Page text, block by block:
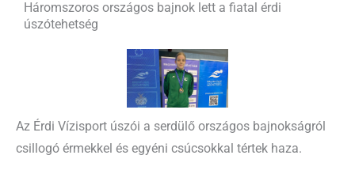
Háromszoros országos bajnok lett a fiatal érdi
úszótehetség
Az Érdi Vízisport úszói a serdülő országos bajnokságról
csillogó érmekkel és egyéni csúcsokkal tértek haza.